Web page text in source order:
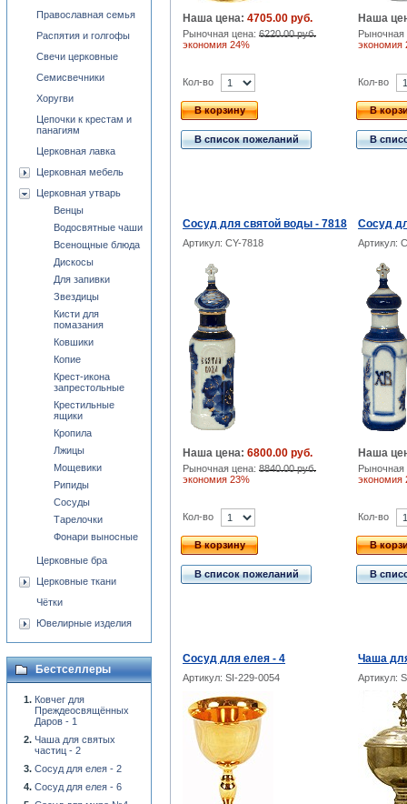
Наша цена: 4705.00 руб.
Рыночная цена: 6220.00 руб.
экономия 24%
Наша
экономия
Кол-во
В корзину
В список пожеланий
Кол-во
В
В
Сосуд для святой воды - 7818 Сосуд
Артикул: CY-7818 Артикул:
Наша цена: 6800.00 руб.
Рыночная цена: 8840.00 руб.
экономия 23%
Наша
экономия
Кол-во
В корзину
В список пожеланий
Кол-во
В
В
Сосуд для елея - 4 Чаша
Артикул: SI-229-0054 Артикул:
Православная семья
Распятия и голгофы
Свечи церковные
Семисвечники
Хоругви
Цепочки к крестам и
панагиям
Церковная лавка
Церковная мебель
Церковная утварь
Венцы
Водосвятные чаши
Всенощные блюда
Дискосы
Для запивки
Звездицы
Кисти для
помазания
Ковшики
Копие
Крест-икона
запрестольные
Крестильные
ящики
Кропила
Лжицы
Мощевики
Рипиды
Сосуды
Тарелочки
Фонари выносные
Церковные бра
Церковные ткани
Чётки
Ювелирные изделия
Бестселлеры
Ковчег для
Преждеосвящённых
Даров - 1
Чаша для святых
частиц - 2
Сосуд для елея - 2
Сосуд для елея - 6